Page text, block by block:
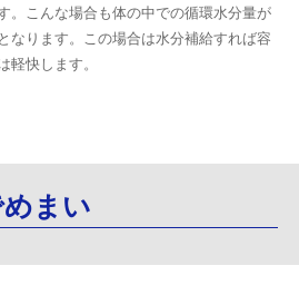
。こんな場合も体の中での循環水分量が
なります。この場合は水分補給すれば容
快します。
まい